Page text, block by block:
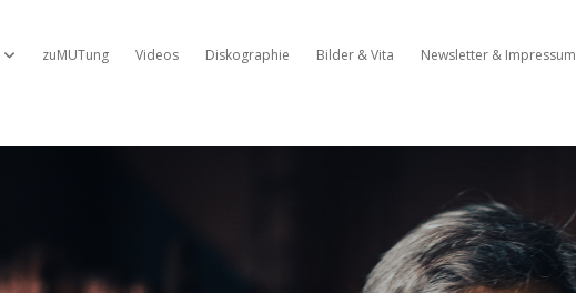
Dropdown-Menü öffnen
zuMUTung Videos Diskographie Bilder & Vita Newsletter & Impressum